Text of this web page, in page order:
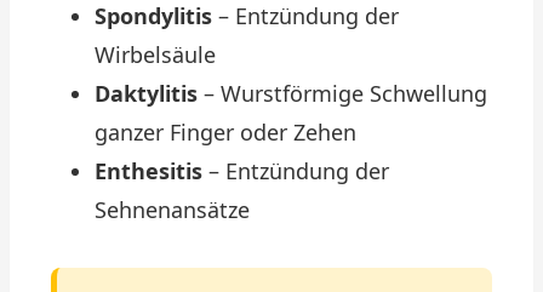
Spondylitis – Entzündung der
Wirbelsäule
Daktylitis – Wurstförmige Schwellung
ganzer Finger oder Zehen
Enthesitis – Entzündung der
Sehnenansätze